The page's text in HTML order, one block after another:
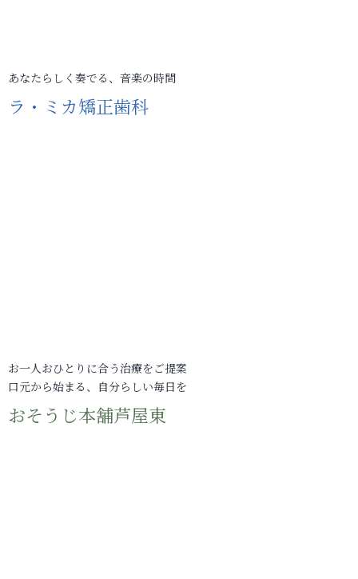
あなたらしく奏でる、音楽の時間
ラ・ミカ矯正歯科
お一人おひとりに合う治療をご提案
口元から始まる、自分らしい毎日を
おそうじ本舗芦屋東